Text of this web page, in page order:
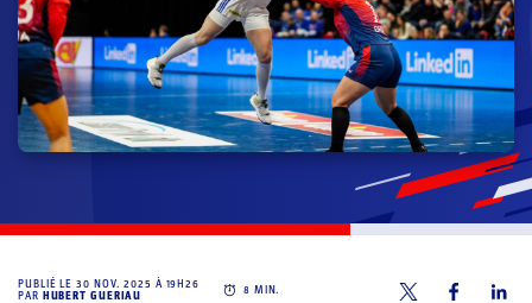
PUBLIÉ LE30 NOV. 2025 À 19H26
PAR HUBERT GUERIAU 8 MIN.